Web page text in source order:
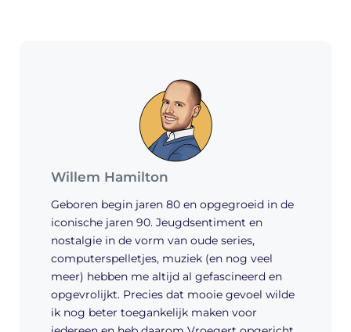
Willem Hamilton
Geboren begin jaren 80 en opgegroeid in de
iconische jaren 90. Jeugdsentiment en
nostalgie in de vorm van oude series,
computerspelletjes, muziek (en nog veel
meer) hebben me altijd al gefascineerd en
opgevrolijkt. Precies dat mooie gevoel wilde
ik nog beter toegankelijk maken voor